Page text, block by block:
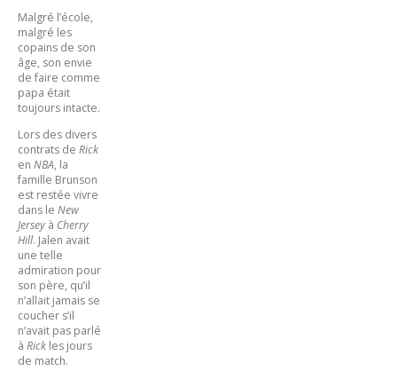
Malgré l’école,
malgré les
copains de son
âge, son envie
de faire comme
papa était
toujours intacte.
Lors des divers
contrats de Rick
en NBA, la
famille Brunson
est restée vivre
dans le New
Jersey à Cherry
Hill. Jalen avait
une telle
admiration pour
son père, qu’il
n’allait jamais se
coucher s’il
n’avait pas parlé
à Rick les jours
de match.